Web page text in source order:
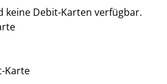
keine Debit-Karten verfügbar.
Karte